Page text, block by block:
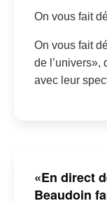
On vous fait
On vous fait
de l’univers»,
avec leur
«En direct
Beaudoin